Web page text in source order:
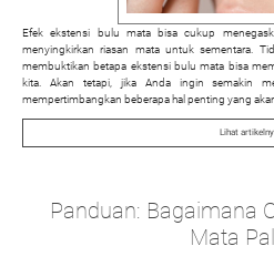
Efek ekstensi bulu mata bisa cukup
menyingkirkan riasan mata untuk sementara.
membuktikan betapa ekstensi bulu mata bisa
kita. Akan tetapi, jika Anda ingin semakin
mempertimbangkan beberapa hal penting yang
Lihat
Panduan: Bagaimana
Mata